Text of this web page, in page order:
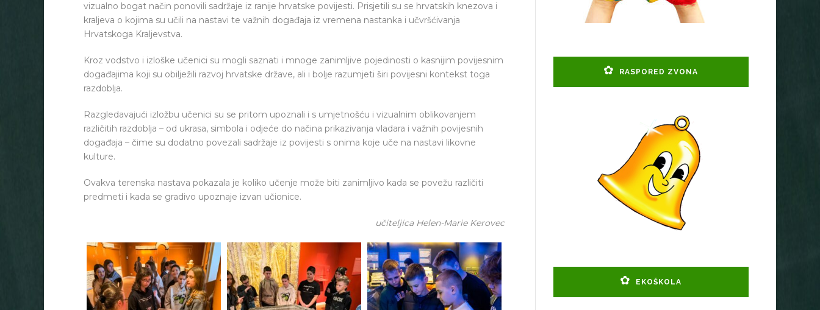
vizualno bogat način ponovili sadržaje iz ranije hrvatske povijesti. Prisjetili su se hrvatskih knezova i
kraljeva o kojima su učili na nastavi te važnih događaja iz vremena nastanka i učvršćivanja
Hrvatskoga Kraljevstva.
Kroz vodstvo i izloške učenici su mogli saznati i mnoge zanimljive pojedinosti o kasnijim povijesnim
događajima koji su obilježili razvoj hrvatske države, ali i bolje razumjeti širi povijesni kontekst toga
razdoblja.
Razgledavajući izložbu učenici su se pritom upoznali i s umjetnošću i vizualnim oblikovanjem
različitih razdoblja – od ukrasa, simbola i odjeće do načina prikazivanja vladara i važnih povijesnih
događaja – čime su dodatno povezali sadržaje iz povijesti s onima koje uče na nastavi likovne
kulture.
Ovakva terenska nastava pokazala je koliko učenje može biti zanimljivo kada se povežu različiti
predmeti i kada se gradivo upoznaje izvan učionice.
učiteljica Helen-Marie Kerovec
RASPORED ZVONA
EKOŠKOLA